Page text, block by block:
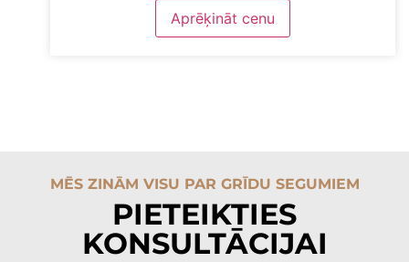
Aprēķināt cenu
MĒS ZINĀM VISU PAR GRĪDU SEGUMIEM
PIETEIKTIES
KONSULTĀCIJAI